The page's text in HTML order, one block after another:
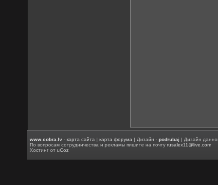
www.cobra.lv -карта сайта |карта форума | Дизайн -podrubaj | Дизайн
По вопросам сотрудничества и рекламы пишите на почтуrusalex11@live.com
Хостинг отuCoz